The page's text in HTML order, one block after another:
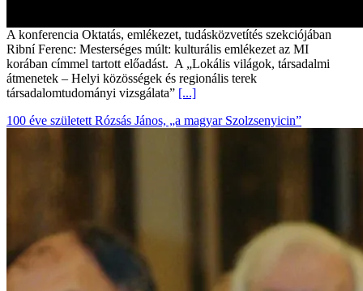
A konferencia Oktatás, emlékezet, tudásközvetítés szekciójában
Ribní Ferenc: Mesterséges múlt: kulturális emlékezet az MI
korában címmel tartott előadást. A „Lokális világok, társadalmi
átmenetek – Helyi közösségek és regionális terek
társadalomtudományi vizsgálata” [...]
100 éve született Rózsás János, „a magyar Szolzsenyicin”